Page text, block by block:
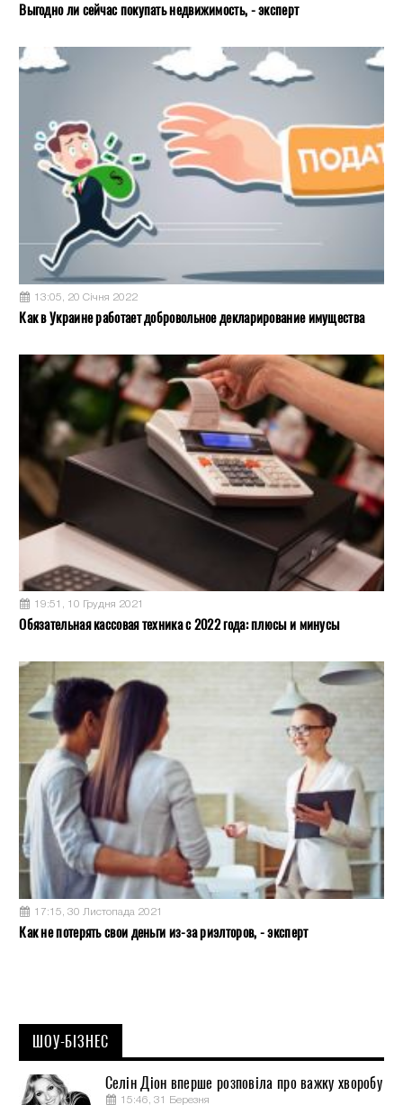
Выгодно ли сейчас покупать недвижимость, - эксперт
13:05, 20 Січня 2022
Как в Украине работает добровольное декларирование имущества
19:51, 10 Грудня 2021
Обязательная кассовая техника с 2022 года: плюсы и минусы
17:15, 30 Листопада 2021
Как не потерять свои деньги из-за риэлторов, - эксперт
ШОУ-БІЗНЕС
Селін Діон вперше розповіла про важку хворобу
15:46, 31 Березня